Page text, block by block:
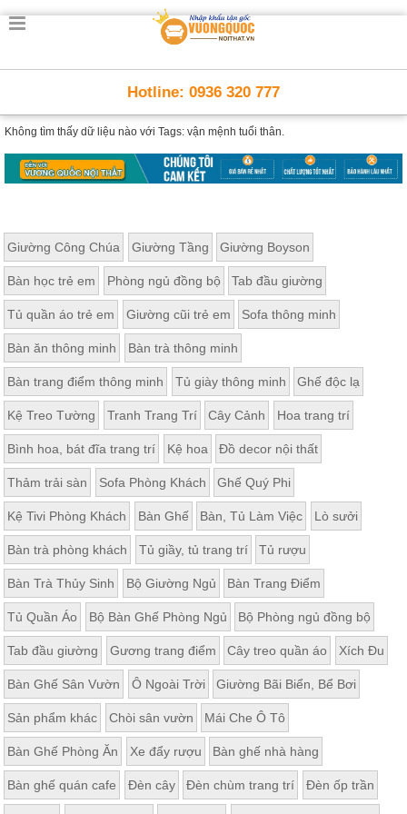
Hotline: 0936 320 777
Không tìm thấy dữ liệu nào với Tags: vận mệnh tuổi thân.
Giường Công Chúa Giường Tầng Giường Boyson
Bàn học trẻ em Phòng ngủ đồng bộ Tab đầu giường
Tủ quần áo trẻ em Giường cũi trẻ em Sofa thông minh
Bàn ăn thông minh Bàn trà thông minh
Bàn trang điểm thông minh Tủ giày thông minh Ghế độc lạ
Kệ Treo Tường Tranh Trang Trí Cây Cảnh Hoa trang trí
Bình hoa, bát đĩa trang trí Kệ hoa Đồ decor nội thất
Thảm trải sàn Sofa Phòng Khách Ghế Quý Phi
Kệ Tivi Phòng Khách Bàn Ghế Bàn, Tủ Làm Việc Lò sưởi
Bàn trà phòng khách Tủ giầy, tủ trang trí Tủ rượu
Bàn Trà Thủy Sinh Bộ Giường Ngủ Bàn Trang Điểm
Tủ Quần Áo Bộ Bàn Ghế Phòng Ngủ Bộ Phòng ngủ đồng bộ
Tab đầu giường Gương trang điểm Cây treo quần áo Xích Đu
Bàn Ghế Sân Vườn Ô Ngoài Trời Giường Bãi Biển, Bể Bơi
Sản phẩm khác Chòi sân vườn Mái Che Ô Tô
Bàn Ghế Phòng Ăn Xe đẩy rượu Bàn ghế nhà hàng
Bàn ghế quán cafe Đèn cây Đèn chùm trang trí Đèn ốp trần